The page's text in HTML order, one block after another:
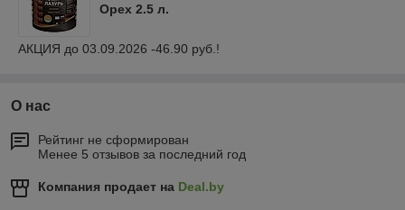
Орех 2.5 л.
АКЦИЯ до 03.09.2026 -46.90 руб.!
О нас
Рейтинг не сформирован
Менее 5 отзывов за последний год
Компания продает на Deal.by